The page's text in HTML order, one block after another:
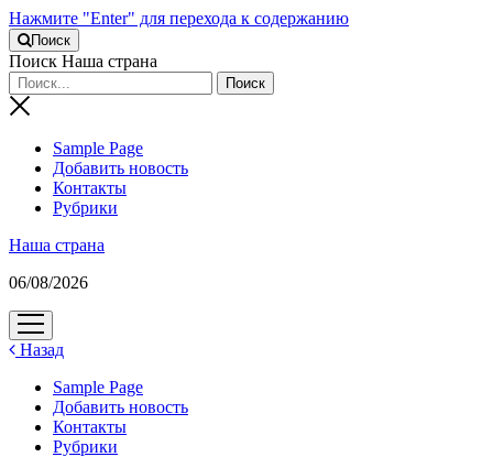
Нажмите "Enter" для перехода к содержанию
Поиск
Поиск Наша страна
Sample Page
Добавить новость
Контакты
Рубрики
Наша страна
06/08/2026
открыть
меню
Назад
Sample Page
Добавить новость
Контакты
Рубрики